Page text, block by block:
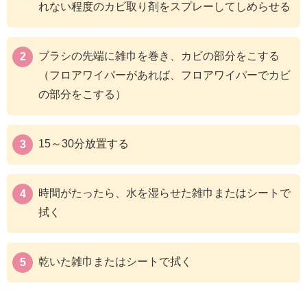
れない程度のカビ取り剤をスプレーしてしめらせる
ブラシの先端に雑巾を巻き、カビの部分をこする
（フロアワイパーがあれば、フロアワイパーでカビ
の部分をこする）
15～30分放置する
時間がたったら、水を湿らせた雑巾またはシートで
拭く
乾いた雑巾またはシートで拭く